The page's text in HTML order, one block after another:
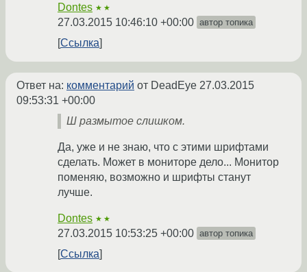
Dontes ★★
27.03.2015 10:46:10 +00:00 автор топика
Ссылка
Ответ на: комментарий от DeadEye 27.03.2015
09:53:31 +00:00
Ш размытое слишком.
Да, уже и не знаю, что с этими шрифтами
сделать. Может в мониторе дело... Монитор
поменяю, возможно и шрифты станут
лучше.
Dontes ★★
27.03.2015 10:53:25 +00:00 автор топика
Ссылка